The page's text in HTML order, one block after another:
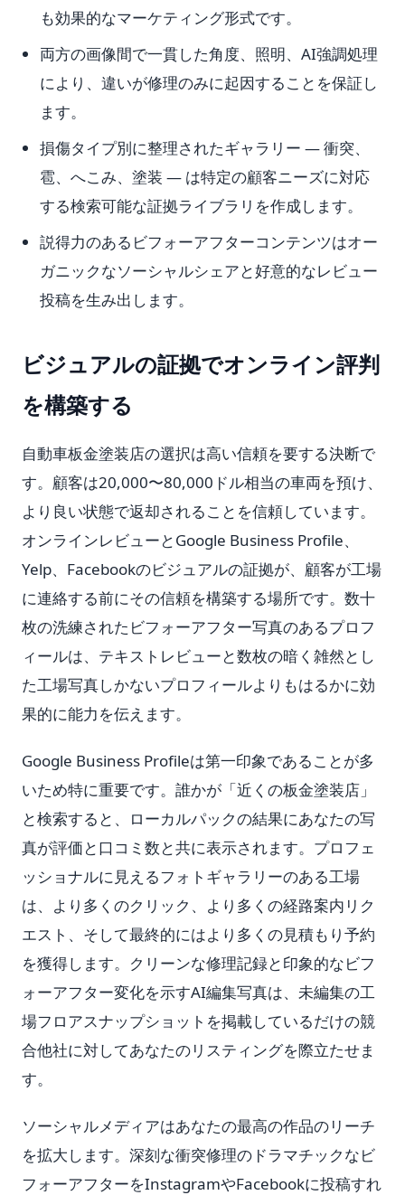
も効果的なマーケティング形式です。
両方の画像間で一貫した角度、照明、AI強調処理
により、違いが修理のみに起因することを保証し
ます。
損傷タイプ別に整理されたギャラリー — 衝突、
雹、へこみ、塗装 — は特定の顧客ニーズに対応
する検索可能な証拠ライブラリを作成します。
説得力のあるビフォーアフターコンテンツはオー
ガニックなソーシャルシェアと好意的なレビュー
投稿を生み出します。
ビジュアルの証拠でオンライン評判
を構築する
自動車板金塗装店の選択は高い信頼を要する決断で
す。顧客は20,000〜80,000ドル相当の車両を預け、
より良い状態で返却されることを信頼しています。
オンラインレビューとGoogle Business Profile、
Yelp、Facebookのビジュアルの証拠が、顧客が工場
に連絡する前にその信頼を構築する場所です。数十
枚の洗練されたビフォーアフター写真のあるプロフ
ィールは、テキストレビューと数枚の暗く雑然とし
た工場写真しかないプロフィールよりもはるかに効
果的に能力を伝えます。
Google Business Profileは第一印象であることが多
いため特に重要です。誰かが「近くの板金塗装店」
と検索すると、ローカルパックの結果にあなたの写
真が評価と口コミ数と共に表示されます。プロフェ
ッショナルに見えるフォトギャラリーのある工場
は、より多くのクリック、より多くの経路案内リク
エスト、そして最終的にはより多くの見積もり予約
を獲得します。クリーンな修理記録と印象的なビフ
ォーアフター変化を示すAI編集写真は、未編集の工
場フロアスナップショットを掲載しているだけの競
合他社に対してあなたのリスティングを際立たせま
す。
ソーシャルメディアはあなたの最高の作品のリーチ
を拡大します。深刻な衝突修理のドラマチックなビ
フォーアフターをInstagramやFacebookに投稿すれ